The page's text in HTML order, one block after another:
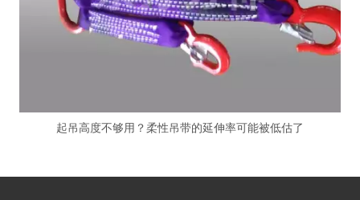
起吊高度不够用？柔性吊带的延伸率可能被低估了